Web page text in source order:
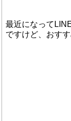
最近になって
ですけど、おす